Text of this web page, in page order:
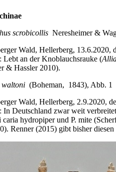
scrobicollis Neresheimer &
Wald, Hellerberg, 13.6.2020,
Lebt an der Knoblauchsrauke (
& Hassler 2010).
waltoni (Boheman, 1843), Abb. 1
Wald, Hellerberg, 2.9.2020,
In Deutschland zwar weit
caria hydropiper und P. mite
Renner (2015) gibt bisher